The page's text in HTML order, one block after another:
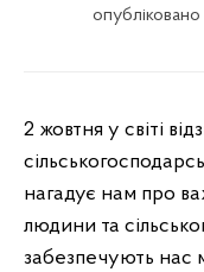
2 жовтня у світі
нагадує нам про
людини та
забезпечують нас